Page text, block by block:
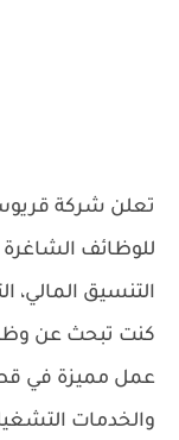
تعلن شركة
للوظائف الشاغرة
التنسيق المالي،
كنت تبحث عن
عمل مميزة في
والخدمات